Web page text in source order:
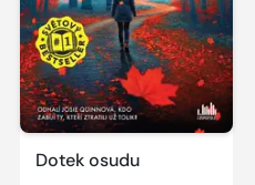
Dotek osudu